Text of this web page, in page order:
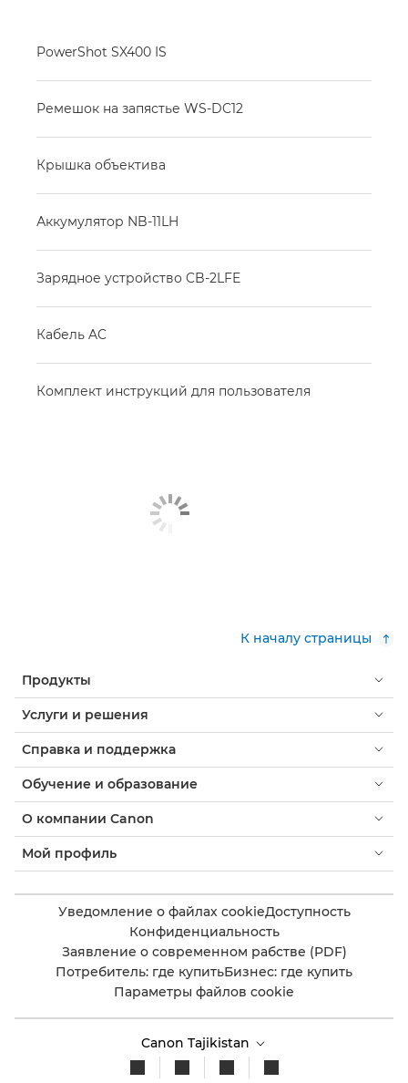
PowerShot SX400 IS
Ремешок на запястье WS-DC12
Крышка объектива
Аккумулятор NB-11LH
Зарядное устройство CB-2LFE
Кабель AC
Комплект инструкций для пользователя
К началу страницы
Продукты
Услуги и решения
Справка и поддержка
Обучение и образование
О компании Canon
Мой профиль
Уведомление о файлах cookieДоступность
Конфиденциальность
Заявление о современном рабстве (PDF)
Потребитель: где купитьБизнес: где купить
Параметры файлов cookie
Canon Tajikistan